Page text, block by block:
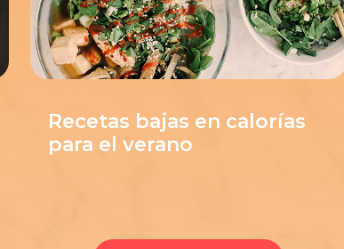
Recetas bajas en calorías
para el verano